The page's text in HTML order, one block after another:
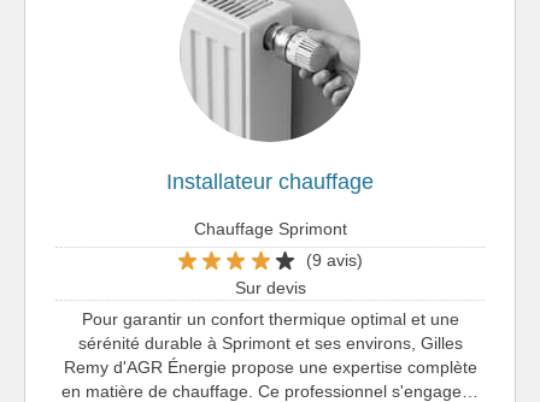
Installateur chauffage
Chauffage Sprimont
(9 avis)
Sur devis
Pour garantir un confort thermique optimal et une
sérénité durable à Sprimont et ses environs, Gilles
Remy d'AGR Énergie propose une expertise complète
en matière de chauffage. Ce professionnel s'engage…